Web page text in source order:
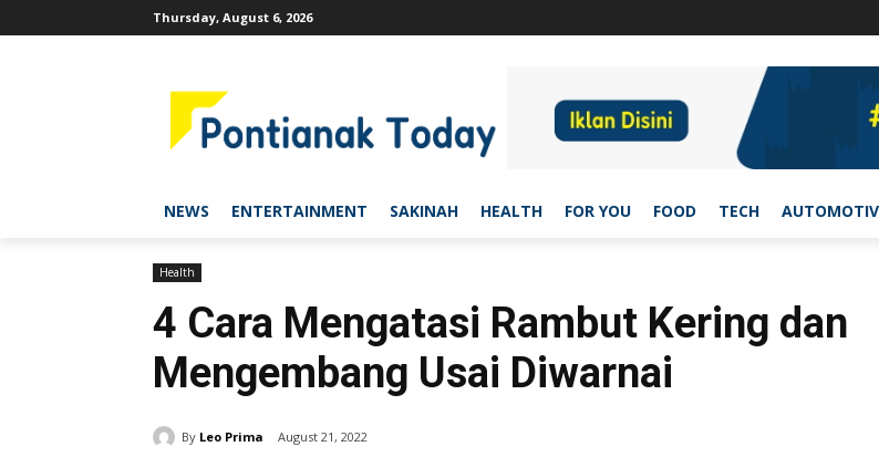
Thursday, August 6, 2026
NEWS ENTERTAINMENT SAKINAH HEALTH FOR YOU FOOD TECH
Health
4 Cara Mengatasi Rambut Kering dan
Mengembang Usai Diwarnai
By Leo Prima August 21, 2022